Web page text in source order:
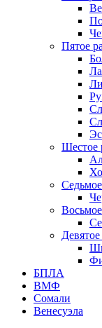
Пятое
Шестое
БПЛА
ВМФ
Сомали
Венесуэла